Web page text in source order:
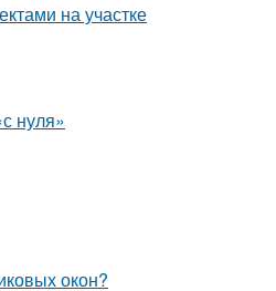
на участке
нуля»
окон?